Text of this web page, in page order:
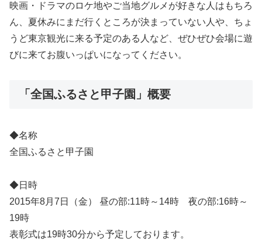
映画・ドラマのロケ地やご当地グルメが好きな人はもちろ
ん、夏休みにまだ行くところが決まっていない人や、ちょ
うど東京観光に来る予定のある人など、ぜひぜひ会場に遊
びに来てお腹いっぱいになってください。
「全国ふるさと甲子園」概要
◆名称
全国ふるさと甲子園
◆日時
2015年8月7日（金） 昼の部:11時～14時 夜の部:16時～
19時
表彰式は19時30分から予定しております。